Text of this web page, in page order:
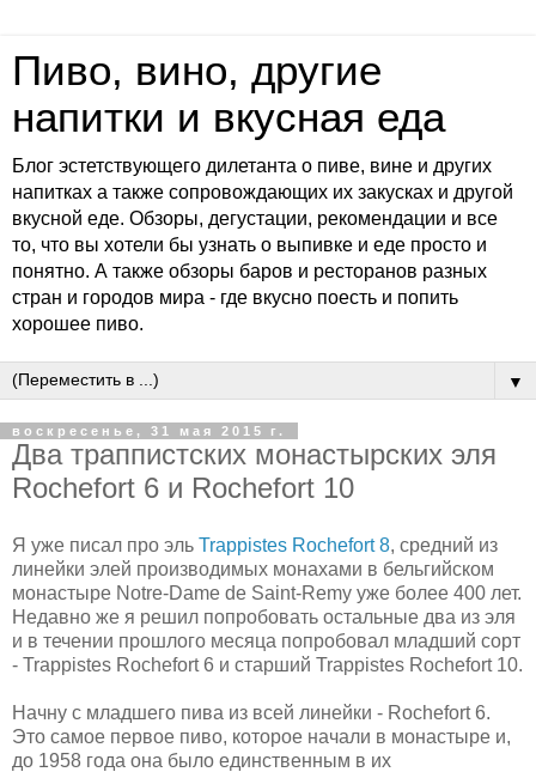
Пиво, вино, другие
напитки и вкусная еда
Блог эстетствующего дилетанта о пиве, вине и других
напитках а также сопровождающих их закусках и другой
вкусной еде. Обзоры, дегустации, рекомендации и все
то, что вы хотели бы узнать о выпивке и еде просто и
понятно. А также обзоры баров и ресторанов разных
стран и городов мира - где вкусно поесть и попить
хорошее пиво.
▼
воскресенье, 31 мая 2015 г.
Два траппистских монастырских эля
Rochefort 6 и Rochefort 10
Я уже писал про эль Trappistes Rochefort 8, средний из
линейки элей производимых монахами в бельгийском
монастыре Notre-Dame de Saint-Remy уже более 400 лет.
Недавно же я решил попробовать остальные два из эля
и в течении прошлого месяца попробовал младший сорт
- Trappistes Rochefort 6 и старший Trappistes Rochefort 10.
Начну с младшего пива из всей линейки - Rochefort 6.
Это самое первое пиво, которое начали в монастыре и,
до 1958 года она было единственным в их